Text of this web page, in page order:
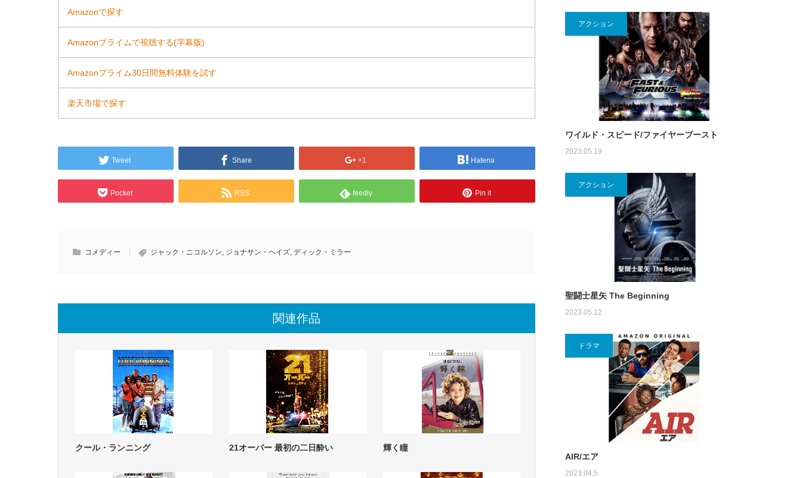
Amazonで探す
Amazonプライムで視聴する(字幕版)
Amazonプライム30日間無料体験を試す
楽天市場で探す
Tweet Share +1 Hatena
Pocket RSS feedly Pin it
コメディー ジャック・ニコルソン, ジョナサン・ヘイズ, ディック・ミラー
関連作品
クール・ランニング 21オーバー 最初の二日酔い 輝く瞳
アクション
ワイルド・スピード/ファイヤーブースト
2023.05.19
アクション
聖闘士星矢 The Beginning
2023.05.12
ドラマ
AIR/エア
2023.04.5